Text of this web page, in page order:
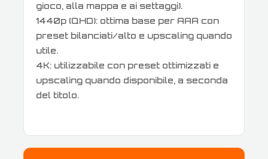
gioco, alla mappa e ai settaggi).
1440p (QHD): ottima base per AAA con
preset bilanciati/alto e upscaling quando
utile.
4K: utilizzabile con preset ottimizzati e
upscaling quando disponibile, a seconda
del titolo.